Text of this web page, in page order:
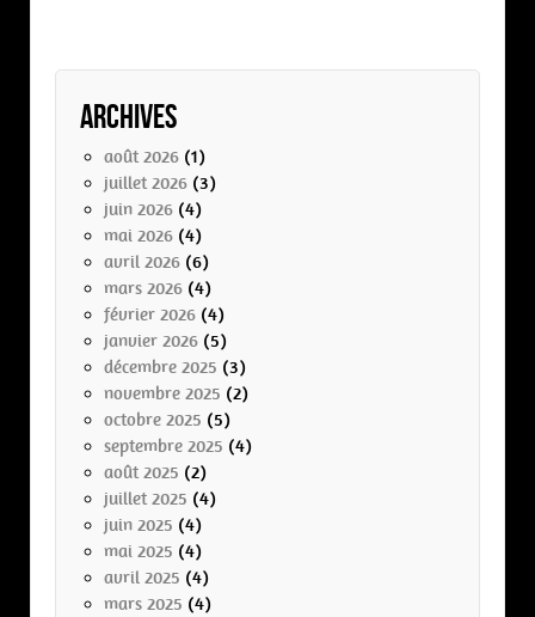
Archives
août 2026 (1)
juillet 2026 (3)
juin 2026 (4)
mai 2026 (4)
avril 2026 (6)
mars 2026 (4)
février 2026 (4)
janvier 2026 (5)
décembre 2025 (3)
novembre 2025 (2)
octobre 2025 (5)
septembre 2025 (4)
août 2025 (2)
juillet 2025 (4)
juin 2025 (4)
mai 2025 (4)
avril 2025 (4)
mars 2025 (4)